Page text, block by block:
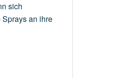
sich
an ihre